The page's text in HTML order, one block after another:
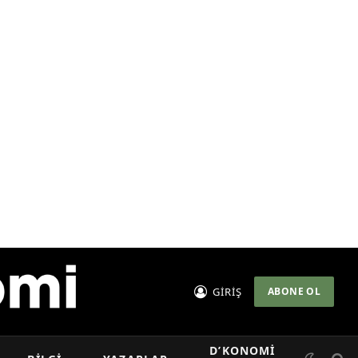
GİRİŞ ABONE OL
D’KONOMI